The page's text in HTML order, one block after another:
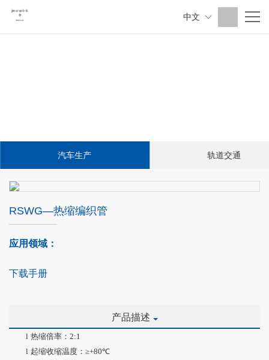
中文
汽车生产 轨道交通
RSWG—热缩编织管
应用领域：
下载手册
产品描述
l 热缩倍率： 2:1
l 起缩收缩温度： ≥+80℃